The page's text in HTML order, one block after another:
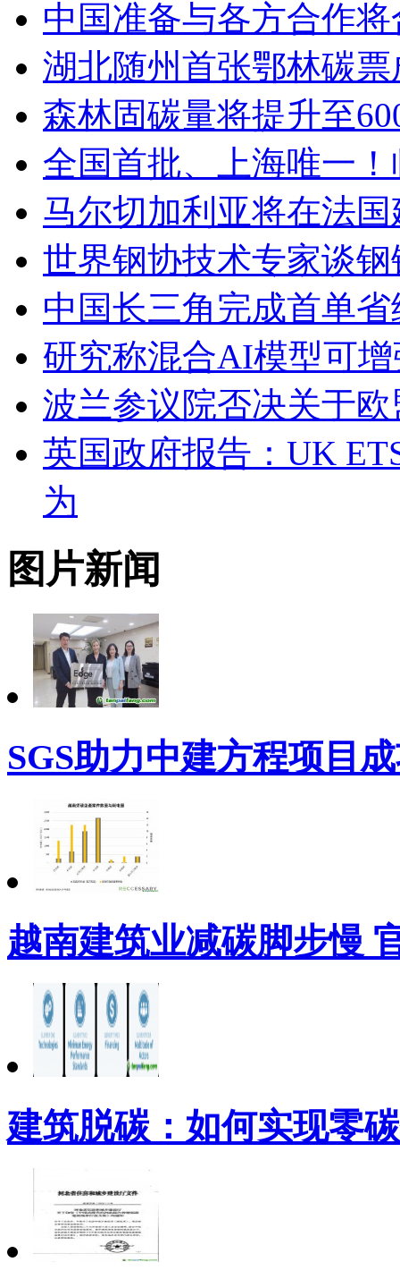
中国准备与各方合作
湖北随州首张鄂林碳
森林固碳量将提升至
全国首批、上海唯一
马尔切加利亚将在法
世界钢协技术专家谈
中国长三角完成首单
研究称混合AI模型可
波兰参议院否决关于
英国政府报告：UK
为
图片新闻
SGS助力中建方程项目
越南建筑业减碳脚步慢
建筑脱碳：如何实现零